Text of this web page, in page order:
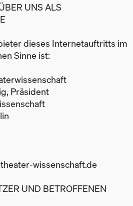
UNS ALS
dieses Internetauftritts im
Sinne ist:
Präsident
wissenschaft.de
UND BETROFFENEN